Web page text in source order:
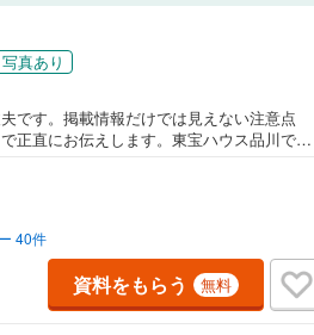
真あり
です。掲載情報だけでは見えない注意点
正直にお伝えします。東宝ハウス品川で
か分からないリアルな情報も含めて、一緒
きましょう。まずはお気軽にご相談くださ
対象店舗】当店で物件を成約するとPayPay
！ 不動産 物件ご成約キャンペーン」の対象
学予約をする」ボタンからお問い合わせく
ログインしてください。※PayPayボーナス
ご案内・詳細な資料のご請求はお気軽にど
40件
資料をもらう 無料